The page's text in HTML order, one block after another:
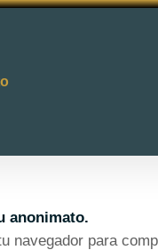
anonimato.
navegador para